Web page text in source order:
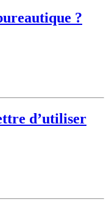
?
d’utiliser